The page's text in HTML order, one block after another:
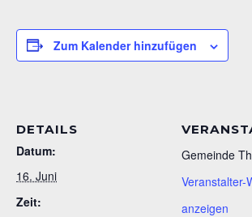
Zum Kalender hinzufügen
DETAILS
Datum:
16. Juni
Zeit:
Gemeinde
Veranstalter-
anzeigen